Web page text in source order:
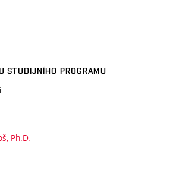
STUDIJNÍHO PROGRAMU
Ph.D.